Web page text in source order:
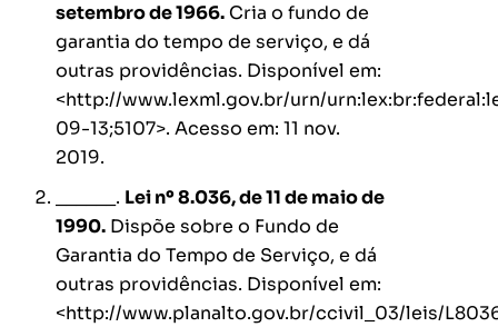
setembro de 1966. Cria o fundo de
garantia do tempo de serviço, e dá
outras providências. Disponível em:
<http://www.lexml.gov.br/urn/
09-13;5107>. Acesso em: 11 nov.
2019.
______. Lei nº 8.036, de 11 de maio de
1990. Dispõe sobre o Fundo de
Garantia do Tempo de Serviço, e dá
outras providências. Disponível em:
<http://www.planalto.gov.br/ccivil_03/leis/